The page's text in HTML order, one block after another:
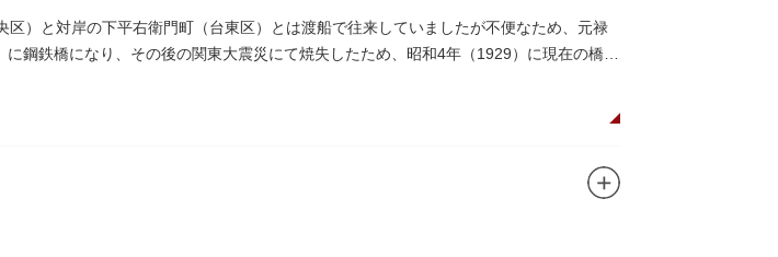
）と対岸の下平右衛門町（台東区）とは渡船で往来していましたが不便なため、元禄
鋼鉄橋になり、その後の関東大震災にて焼失したため、昭和4年（1929）に現在の橋が